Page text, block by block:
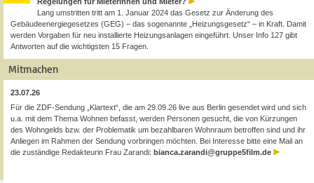
Lang umstritten tritt am 1. Januar 2024 das Gesetz zur Änderung des
Gebäudeenergiegesetzes (GEG) – das sogenannte „Heizungsgesetz“ – in Kraft. Damit
werden Vorgaben für neu installierte Heizungsanlagen eingeführt. Unser Info 127 gibt
Antworten auf die wichtigsten 15 Fragen.
Mitmachen
23.07.26
Für die ZDF-Sendung „Klartext“, die am 29.09.26 live aus Berlin gesendet wird und sich
u.a. mit dem Thema Wohnen befasst, werden Personen gesucht, die von Kürzungen
des Wohngelds bzw. der Problematik um bezahlbaren Wohnraum betroffen sind und ihr
Anliegen im Rahmen der Sendung vorbringen möchten. Bei Interesse bitte eine Mail an
die zuständige Redakteurin Frau Zarandi: bianca.zarandi@gruppe5film.de